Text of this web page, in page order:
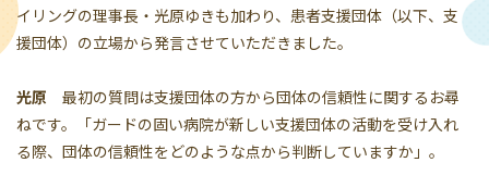
イリングの理事長・光原ゆきも加わり、患者支援団体（以下、支
援団体）の立場から発言させていただきました。
光原 最初の質問は支援団体の方から団体の信頼性に関するお尋
ねです。「ガードの固い病院が新しい支援団体の活動を受け入れ
る際、団体の信頼性をどのような点から判断していますか」。